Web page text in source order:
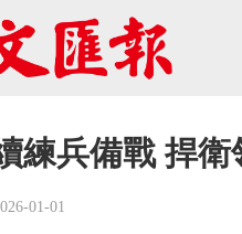
練兵備戰 捍衛
01-01